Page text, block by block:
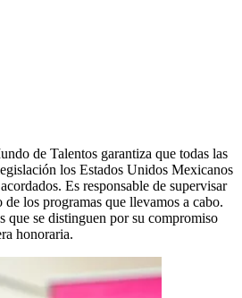
de Talentos garantiza que todas las
los Estados Unidos Mexicanos
Es responsable de supervisar
los programas que llevamos a cabo.
que se distinguen por su compromiso
honoraria.